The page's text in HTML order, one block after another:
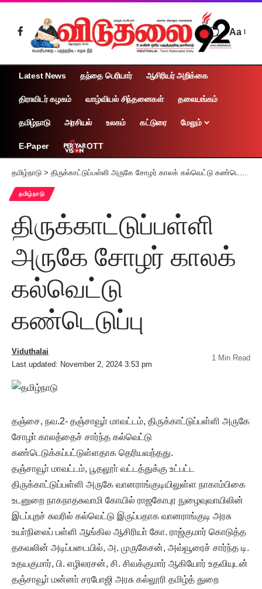
Aa
Latest News தந்தை பெரியார் ஆசிரியர் அறிக்கை
திராவிடர் கழகம் வாழ்வியல் சிந்தனைகள் தலையங்கம்
தமிழ்நாடு அரசியல் உலகம் கட்டுரை மேலும்
E-Paper OTT
தமிழ்நாடு > திருக்காட்டுப்பள்ளி அருகே சோழர் காலக் கல்வெட்டு கண்டெடுப்பு
தமிழ்நாடு
திருக்காட்டுப்பள்ளி
அருகே சோழர் காலக்
கல்வெட்டு
கண்டெடுப்பு
Last updated: November 2, 2024 3:53 pm
Viduthalai
1 Min Read
தஞ்சை, நவ.2- தஞ்சாவூா் மாவட்டம், திருக்காட்டுப்பள்ளி அருகே
சோழா் காலத்தைச் சார்ந்த கல்வெட்டு
கண்டெடுக்கப்பட்டுள்ளதாக தெரியவந்தது.
தஞ்சாவூா் மாவட்டம், பூதலூா் வட்டத்துக்கு உட்பட்ட
திருக்காட்டுப்பள்ளி அருகே வானராங்குடியிலுள்ள நாகாம்பிகை
உடனுறை நாகநாதசுவாமி கோயில் ராஜகோபுர நுழைவுவாயிலின்
இடப்புறச் சுவரில் கல்வெட்டு இருப்பதாக வானராங்குடி அரசு
உயா்நிலைப் பள்ளி ஆங்கில ஆசிரியா் கோ. ராஜ்குமார் கொடுத்த
தகவலின் அடிப்படையில், அ. முருகேசன், அவ்வூரைச் சார்ந்த டி.
உதயகுமார், பி. எழிலரசன், சி. சிவக்குமார் ஆகியோர் உதவியுடன்
தஞ்சாவூா் மன்னா் சரபோஜி அரசு கல்லூரி தமிழ்த் துறை